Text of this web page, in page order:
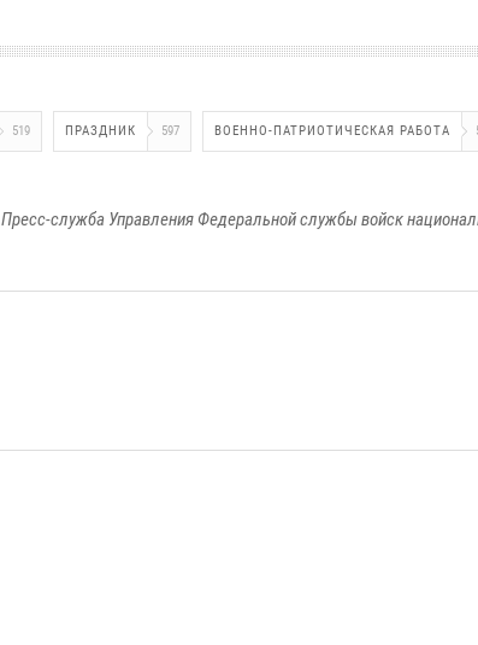
519 ПРАЗДНИК 597 ВОЕННО-ПАТРИОТИЧЕСКАЯ РАБОТА
Пресс-служба Управления Федеральной службы войск